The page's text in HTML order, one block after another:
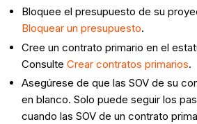
Bloquee el presupuesto de su
Bloquear un presupuesto.
Cree un contrato primario en el
ConsulteCrear contratos primarios.
Asegúrese de que las SOV de su
en blanco. Solo puede seguir los
cuando las SOV de un contrato